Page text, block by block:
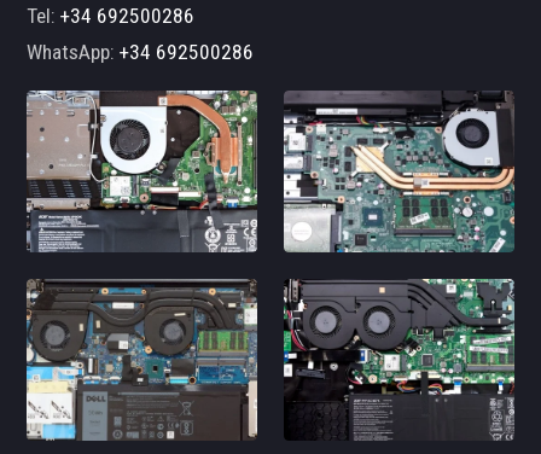
Tel:+34 692500286
WhatsApp:+34 692500286